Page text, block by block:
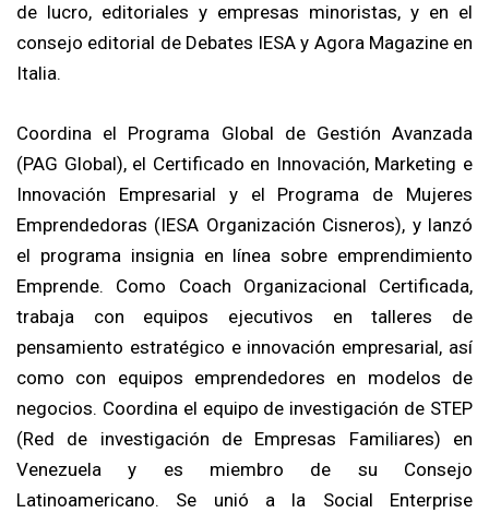
de lucro, editoriales y empresas minoristas, y en el
consejo editorial de Debates IESA y Agora Magazine en
Italia.
Coordina el Programa Global de Gestión Avanzada
(PAG Global), el Certificado en Innovación, Marketing e
Innovación Empresarial y el Programa de Mujeres
Emprendedoras (IESA Organización Cisneros), y lanzó
el programa insignia en línea sobre emprendimiento
Emprende. Como Coach Organizacional Certificada,
trabaja con equipos ejecutivos en talleres de
pensamiento estratégico e innovación empresarial, así
como con equipos emprendedores en modelos de
negocios. Coordina el equipo de investigación de STEP
(Red de investigación de Empresas Familiares) en
Venezuela y es miembro de su Consejo
Latinoamericano. Se unió a la Social Enterprise